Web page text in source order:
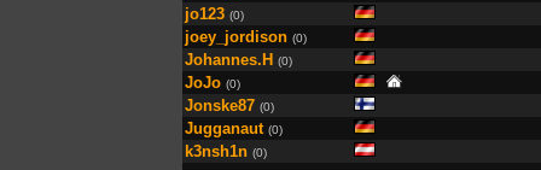
jo123 (0)
joey_jordison (0)
Johannes.H (0)
JoJo (0)
Jonske87 (0)
Jugganaut (0)
k3nsh1n (0)